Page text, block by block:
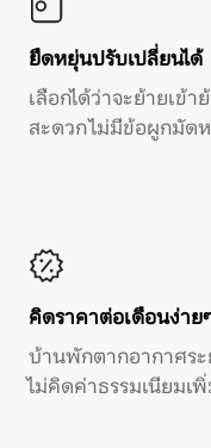
ยืดหยุ่นปรับเปลี่ยนได้
เลือกได้ว่าจะย้ายเข้
สะดวก ไม่มีข้อผูกมัด
คิดราคาต่อเดือนง่าย
บ้านพักตากอากาศระ
ไม่คิดค่าธรรมเนียมเ